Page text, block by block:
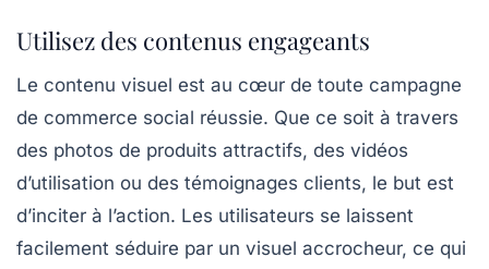
Utilisez des contenus engageants
Le contenu visuel est au cœur de toute campagne
de commerce social réussie. Que ce soit à travers
des photos de produits attractifs, des vidéos
d’utilisation ou des témoignages clients, le but est
d’inciter à l’action. Les utilisateurs se laissent
facilement séduire par un visuel accrocheur, ce qui